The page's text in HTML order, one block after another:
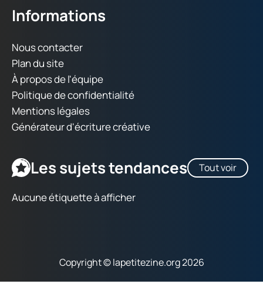
Informations
Nous contacter
Plan du site
À propos de l'équipe
Politique de confidentialité
Mentions légales
Générateur d'écriture créative
Les sujets tendances Tout voir
Aucune étiquette à afficher
Copyright © lapetitezine.org 2026